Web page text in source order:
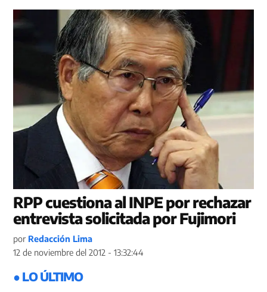
RPP cuestiona al INPE por rechazar
entrevista solicitada por Fujimori
por Redacción Lima
12 de noviembre del 2012 - 13:32:44
● LO ÚLTIMO